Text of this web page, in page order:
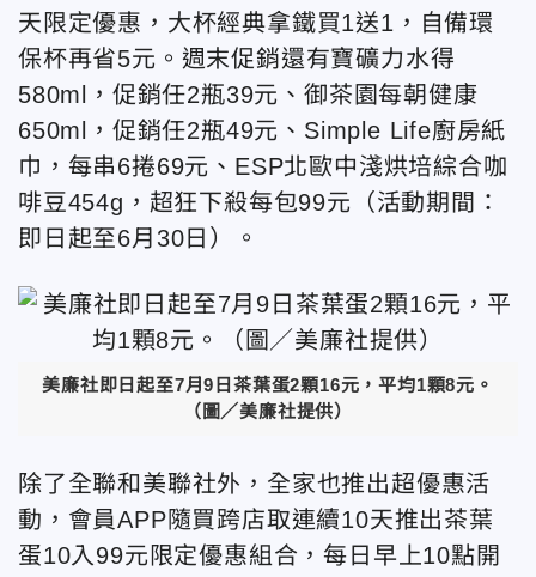
天限定優惠，大杯經典拿鐵買1送1，自備環
保杯再省5元。週末促銷還有寶礦力水得
580ml，促銷任2瓶39元、御茶園每朝健康
650ml，促銷任2瓶49元、Simple Life廚房紙
巾，每串6捲69元、ESP北歐中淺烘培綜合咖
啡豆454g，超狂下殺每包99元（活動期間：
即日起至6月30日）。
美廉社即日起至7月9日茶葉蛋2顆16元，平均1顆8元。
（圖／美廉社提供）
除了全聯和美聯社外，全家也推出超優惠活
動，會員APP隨買跨店取連續10天推出茶葉
蛋10入99元限定優惠組合，每日早上10點開